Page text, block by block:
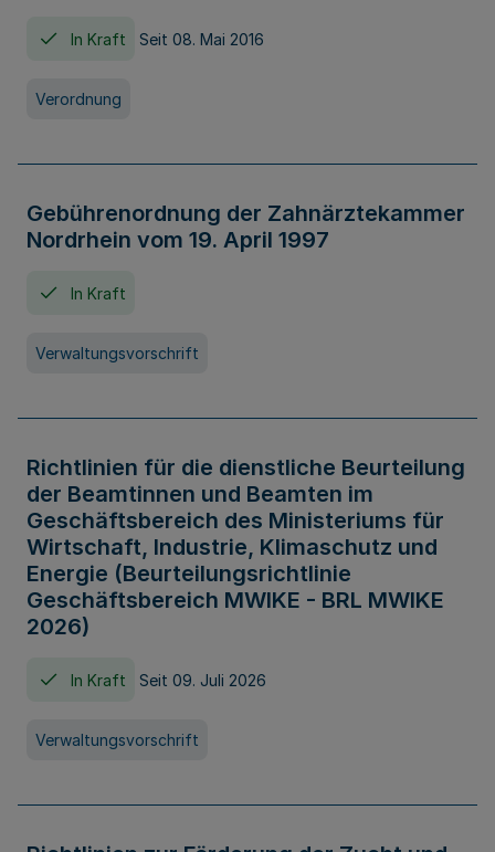
In Kraft Seit 08. Mai 2016
Verordnung
Gebührenordnung der Zahnärztekammer
Nordrhein vom 19. April 1997
In Kraft
Verwaltungsvorschrift
Richtlinien für die dienstliche Beurteilung
der Beamtinnen und Beamten im
Geschäftsbereich des Ministeriums für
Wirtschaft, Industrie, Klimaschutz und
Energie (Beurteilungsrichtlinie
Geschäftsbereich MWIKE - BRL MWIKE
2026)
In Kraft Seit 09. Juli 2026
Verwaltungsvorschrift